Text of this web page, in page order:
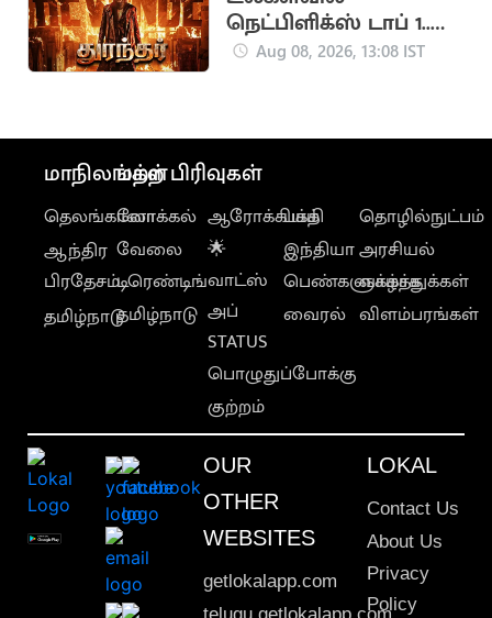
நெட்பிளிக்ஸ் டாப் 1..
‘துரந்தர்’ படத்தின்
Aug 08, 2026, 13:08 IST
மாநிலங்கள்
தெலங்கானா
ஆந்திர
பிரதேசம்
தமிழ்நாடு
மற்ற பிரிவுகள்
லோக்கல்
வேலை
டிரெண்டிங்
தமிழ்நாடு
ஆரோக்கியம்
🌟
வாட்ஸ்
அப்
STATUS
பொழுதுப்போக்கு
குற்றம்
பக்தி
இந்தியா
பெண்களுக்காக
வைரல்
தொழில்நுட்பம்
அரசியல்
வாழ்த்துக்கள்
விளம்பரங்கள்
OUR
OTHER
WEBSITES
getlokalapp.com
telugu.getlokalapp.com
LOKAL
Contact Us
About Us
Privacy
Policy